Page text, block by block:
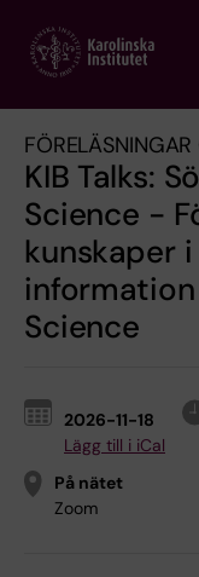
main
KIB Talks:
Science -
kunskaper
Science
2026-11-18
Lägg till i iCal
På nätet
Zoom